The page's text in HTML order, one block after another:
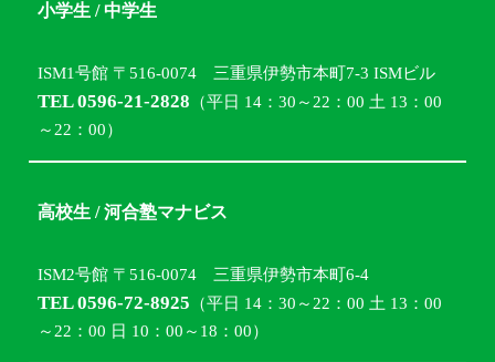
小学生 / 中学生
ISM1号館 〒516-0074 三重県伊勢市本町7-3 ISMビル
TEL 0596-21-2828 （平日 14：30～22：00 土 13：00
～22：00）
高校生 / 河合塾マナビス
ISM2号館 〒516-0074 三重県伊勢市本町6-4
TEL 0596-72-8925 （平日 14：30～22：00 土 13：00
～22：00 日 10：00～18：00）